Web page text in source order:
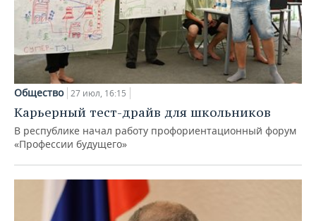
Общество 27 июл, 16:15
Карьерный тест-драйв для школьников
В республике начал работу профориентационный форум
«Профессии будущего»